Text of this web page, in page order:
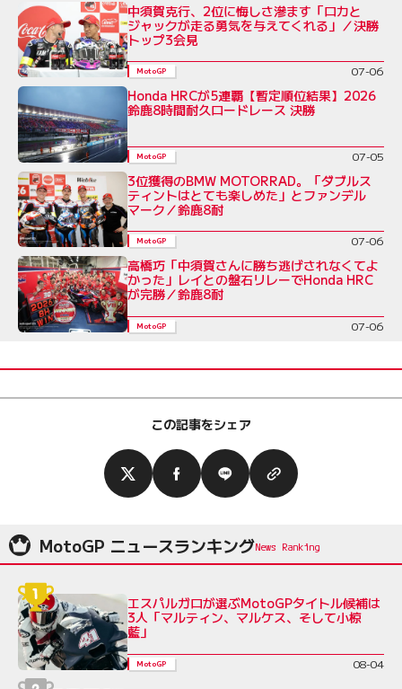
中須賀克行、2位に悔しさ滲ます「ロカと
ジャックが走る勇気を与えてくれる」／決勝
トップ3会見
MotoGP 07-06
Honda HRCが5連覇【暫定順位結果】2026
鈴鹿8時間耐久ロードレース 決勝
MotoGP 07-05
3位獲得のBMW MOTORRAD。「ダブルス
ティントはとても楽しめた」とファンデル
マーク／鈴鹿8耐
MotoGP 07-06
高橋巧「中須賀さんに勝ち逃げされなくてよ
かった」レイとの盤石リレーでHonda HRC
が完勝／鈴鹿8耐
MotoGP 07-06
この記事をシェア
MotoGP ニュースランキング
エスパルガロが選ぶMotoGPタイトル候補は
3人「マルティン、マルケス、そして小椋
藍」
MotoGP 08-04